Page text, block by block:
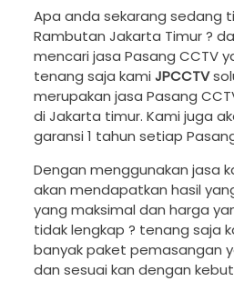
Apa anda sekarang sedang
Rambutan Jakarta Timur ?
mencari jasa Pasang CCTV
tenang saja kami JPCCTV
merupakan jasa Pasang
di Jakarta timur. Kami juga
garansi 1 tahun setiap
Dengan menggunakan jasa
akan mendapatkan hasil
yang maksimal dan harga
tidak lengkap ? tenang saja
banyak paket pemasangan
dan sesuai kan dengan